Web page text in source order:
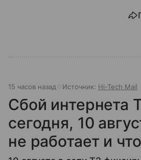
15 часов назад Источник: Hi-Tech Mail
Сбой интернета
сегодня, 10
не работает и